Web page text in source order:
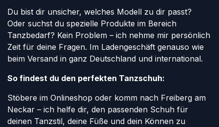
Du bist dir unsicher, welches Modell zu dir passt?
Oder suchst du spezielle Produkte im Bereich
Tanzbedarf? Kein Problem – ich nehme mir persönlich
Zeit für deine Fragen. Im Ladengeschäft genauso wie
beim Versand in ganz Deutschland und international.
So findest du den perfekten Tanzschuh:
Stöbere im Onlineshop oder komm nach Freiberg am
Neckar – ich helfe dir, den passenden Schuh für
deinen Tanzstil, deine Füße und dein Können zu